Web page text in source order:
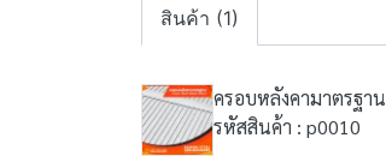
สินค้า (1)
ครอบหลังคามาตรฐาน
รหัสสินค้า : p0010